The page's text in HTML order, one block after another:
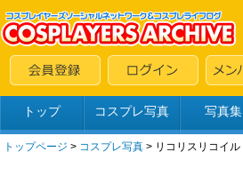
トップ コスプレ写真 写真集
トップページ > コスプレ写真 > リコリスリコイル